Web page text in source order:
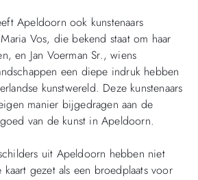
Apeldoorn ook kunstenaars
Vos, die bekend staat om haar
en Jan Voerman Sr., wiens
een diepe indruk hebben
kunstwereld. Deze kunstenaars
manier bijgedragen aan de
van de kunst in Apeldoorn.
uit Apeldoorn hebben niet
gezet als een broedplaats voor